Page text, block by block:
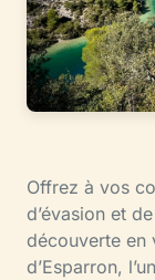
Offrez à vos
d’évasion et
découverte en
d’Esparron,